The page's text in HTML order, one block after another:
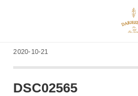
2020-10-21
DSC02565